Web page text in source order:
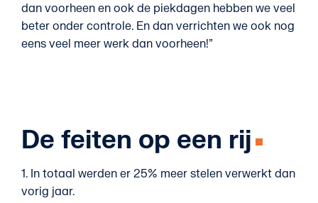
dan voorheen en ook de piekdagen hebben we veel
beter onder controle. En dan verrichten we ook nog
eens veel meer werk dan voorheen!”
De feiten op een rij
1. In totaal werden er 25% meer stelen verwerkt dan
vorig jaar.